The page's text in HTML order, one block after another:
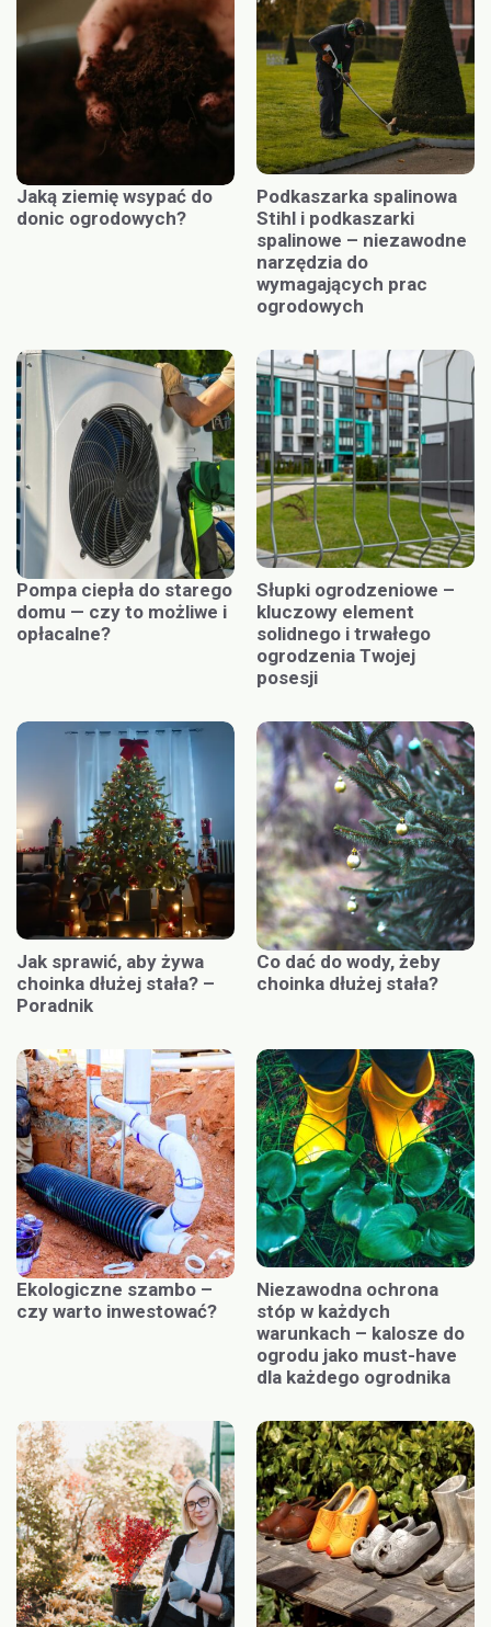
Jaką ziemię wsypać do
donic ogrodowych?
Podkaszarka spalinowa
Stihl i podkaszarki
spalinowe – niezawodne
narzędzia do
wymagających prac
ogrodowych
Pompa ciepła do starego
domu — czy to możliwe i
opłacalne?
Słupki ogrodzeniowe –
kluczowy element
solidnego i trwałego
ogrodzenia Twojej
posesji
Jak sprawić, aby żywa
choinka dłużej stała? –
Poradnik
Co dać do wody, żeby
choinka dłużej stała?
Ekologiczne szambo –
czy warto inwestować?
Niezawodna ochrona
stóp w każdych
warunkach – kalosze do
ogrodu jako must-have
dla każdego ogrodnika